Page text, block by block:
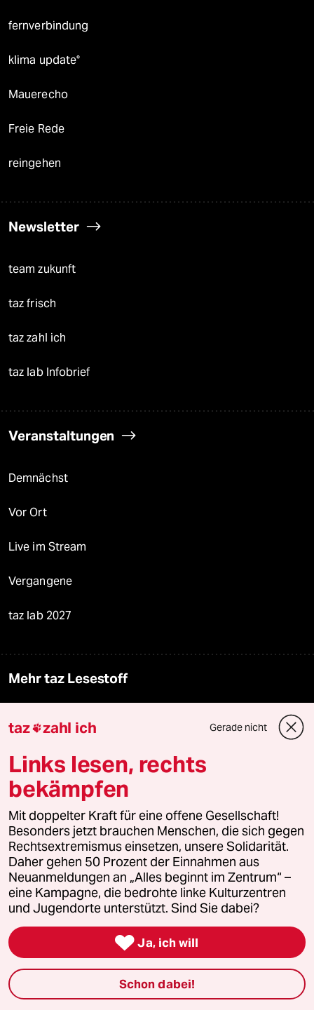
fernverbindung
klima update°
Mauerecho
Freie Rede
reingehen
Newsletter
team zukunft
taz frisch
taz zahl ich
taz lab Infobrief
Veranstaltungen
Demnächst
Vor Ort
Live im Stream
Vergangene
taz lab 2027
Mehr taz Lesestoff
taz Blogs
taz FUTURZWEI
Le Monde diplomatique
taz Archiv
Mehr taz Angebote
Reisen
Kantine
Shop
taz zahl ich Gerade nicht
Links lesen, rechts
bekämpfen
Mit doppelter Kraft für eine offene Gesellschaft!
Besonders jetzt brauchen Menschen, die sich gegen
Rechtsextremismus einsetzen, unsere Solidarität.
Daher gehen 50 Prozent der Einnahmen aus
Neuanmeldungen an „Alles beginnt im Zentrum“ –
eine Kampagne, die bedrohte linke Kulturzentren
und Jugendorte unterstützt. Sind Sie dabei?
 Ja, ich will
Schon dabei!